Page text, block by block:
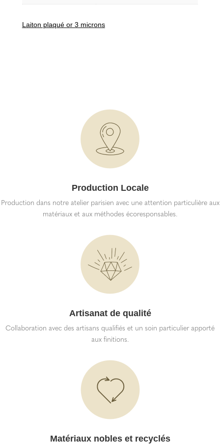
Laiton plaqué or 3 microns
Production Locale
Production dans notre atelier parisien avec une attention particulière aux
matériaux et aux méthodes écoresponsables.
Artisanat de qualité
Collaboration avec des artisans qualifiés et un soin particulier apporté
aux finitions.
Matériaux nobles et recyclés